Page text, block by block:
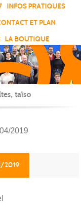
INFOS PRATIQUES
ET PLAN
LA BOUTIQUE
taïso
2019
2019